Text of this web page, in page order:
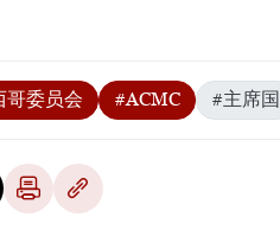
哥委员会 #ACMC #主席国